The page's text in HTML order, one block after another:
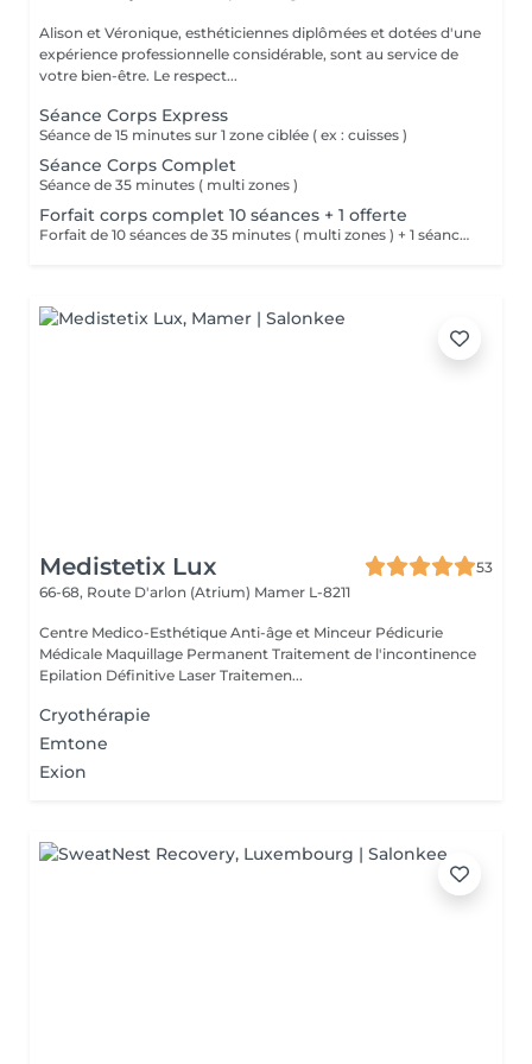
Alison et Véronique, esthéticiennes diplômées et dotées d'une
expérience professionnelle considérable, sont au service de
votre bien-être. Le respect...
Séance Corps Express
Séance de 15 minutes sur 1 zone ciblée ( ex : cuisses )
Séance Corps Complet
Séance de 35 minutes ( multi zones )
Forfait corps complet 10 séances + 1 offerte
Forfait de 10 séances de 35 minutes ( multi zones ) + 1 séance offerte.
Medistetix Lux
53
66-68, Route D'arlon (Atrium) Mamer L-8211
Centre Medico-Esthétique Anti-âge et Minceur Pédicurie
Médicale Maquillage Permanent Traitement de l'incontinence
Epilation Définitive Laser Traitemen...
Cryothérapie
Emtone
Exion